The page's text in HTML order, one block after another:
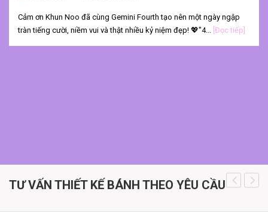
Cảm ơn Khun Noo đã cùng Gemini Fourth tạo nên một ngày ngập
tràn tiếng cười, niềm vui và thật nhiều kỷ niệm đẹp! 💖"4...
[Đọc tiếp]
TƯ VẤN THIẾT KẾ BÁNH THEO YÊU CẦU